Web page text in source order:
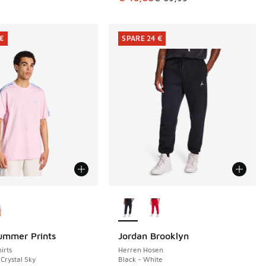
Prints
Sky
Jordan Brooklyn
Herren Hosen
Black - White
SPARE 24 €
SPARE 24 €